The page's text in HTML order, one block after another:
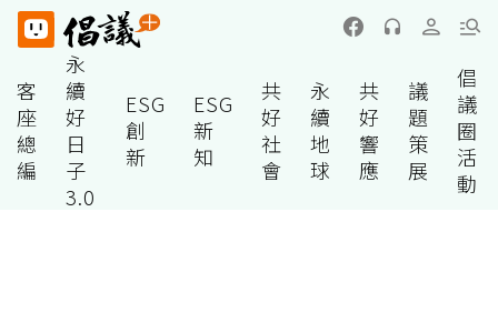
客
座
總
編
永
續
好
日
子
3.0
ESG
創
新
ESG
新
知
共
好
社
會
永
續
地
球
共
好
響
應
議
題
策
展
倡
議
圈
活
動